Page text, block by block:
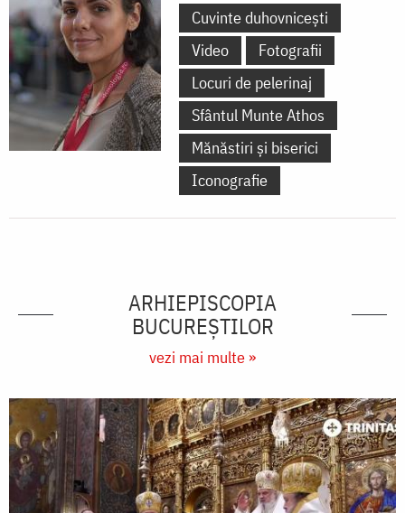
Cuvinte duhovnicești
Video
Fotografii
Locuri de pelerinaj
Sfântul Munte Athos
Mănăstiri și biserici
Iconografie
ARHIEPISCOPIA
BUCUREŞTILOR
vezi mai multe »